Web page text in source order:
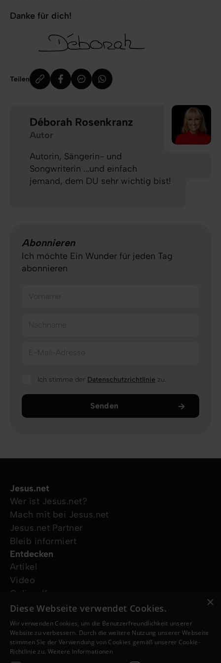
Danke für dich!
Teilen
Déborah Rosenkranz
Autor
Autorin, Sängerin- und
Songwriterin ...und einfach
jemand, dem DU sehr wichtig bist!
Abonnieren
Ich möchte Ein Wunder für jeden Tag
abonnieren
Vorname
Nachname
E-Mail-Adresse
Ich stimme der Datenschutzrichtlinie zu.
Senden
Jesus.net
Wer ist Jesus.net?
Mach mit bei Jesus.net
Jesus.net Partner
Bleib informiert
Entdecken
Artikel
Video
Online-Kurse
Unsere Projekte
Ich wünsche mir Gebet
Ich habe eine Frage
Folge uns
×
Diese Webseite verwendet Cookies.
Wir verwenden Cookies, um die Benutzerfreundlichkeit unserer
Website zu verbessern. Durch die weitere Nutzung unserer Webseite
stimmen Sie der Verwendung von Cookies gemäß unserer Cookie-
Richtlinie zu. Weitere Informationen